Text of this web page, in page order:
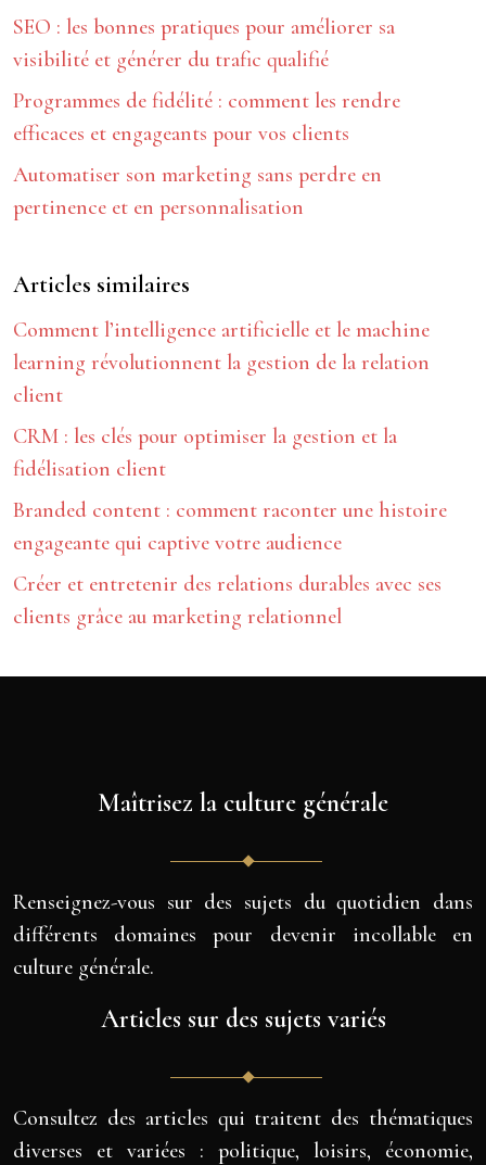
SEO : les bonnes pratiques pour améliorer sa
visibilité et générer du trafic qualifié
Programmes de fidélité : comment les rendre
efficaces et engageants pour vos clients
Automatiser son marketing sans perdre en
pertinence et en personnalisation
Articles similaires
Comment l’intelligence artificielle et le machine
learning révolutionnent la gestion de la relation
client
CRM : les clés pour optimiser la gestion et la
fidélisation client
Branded content : comment raconter une histoire
engageante qui captive votre audience
Créer et entretenir des relations durables avec ses
clients grâce au marketing relationnel
Maîtrisez la culture générale
Renseignez-vous sur des sujets du quotidien dans
différents domaines pour devenir incollable en
culture générale.
Articles sur des sujets variés
Consultez des articles qui traitent des thématiques
diverses et variées : politique, loisirs, économie,